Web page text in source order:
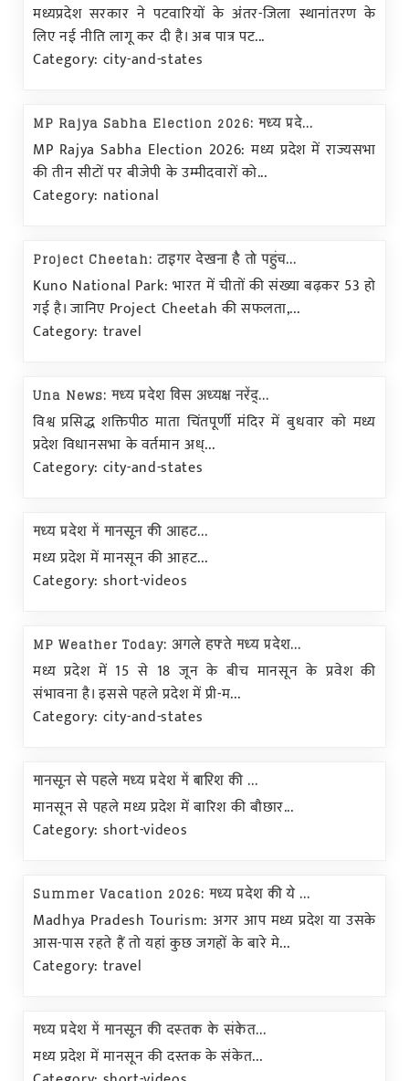
मध्यप्रदेश सरकार ने पटवारियों के अंतर-जिला स्थानांतरण के
लिए नई नीति लागू कर दी है। अब पात्र पट...
Category: city-and-states
MP Rajya Sabha Election 2026: मध्य प्रदे...
MP Rajya Sabha Election 2026: मध्य प्रदेश में राज्यसभा
की तीन सीटों पर बीजेपी के उम्मीदवारों को...
Category: national
Project Cheetah: टाइगर देखना है तो पहुंच...
Kuno National Park: भारत में चीतों की संख्या बढ़कर 53 हो
गई है। जानिए Project Cheetah की सफलता,...
Category: travel
Una News: मध्य प्रदेश विस अध्यक्ष नरेंद्...
विश्व प्रसिद्ध शक्तिपीठ माता चिंतपूर्णी मंदिर में बुधवार को मध्य
प्रदेश विधानसभा के वर्तमान अध्...
Category: city-and-states
मध्य प्रदेश में मानसून की आहट...
मध्य प्रदेश में मानसून की आहट...
Category: short-videos
MP Weather Today: अगले हफ्ते मध्य प्रदेश...
मध्य प्रदेश में 15 से 18 जून के बीच मानसून के प्रवेश की
संभावना है। इससे पहले प्रदेश में प्री-म...
Category: city-and-states
मानसून से पहले मध्य प्रदेश में बारिश की ...
मानसून से पहले मध्य प्रदेश में बारिश की बौछार...
Category: short-videos
Summer Vacation 2026: मध्य प्रदेश की ये ...
Madhya Pradesh Tourism: अगर आप मध्य प्रदेश या उसके
आस-पास रहते हैं तो यहां कुछ जगहों के बारे मे...
Category: travel
मध्य प्रदेश में मानसून की दस्तक के संकेत...
मध्य प्रदेश में मानसून की दस्तक के संकेत...